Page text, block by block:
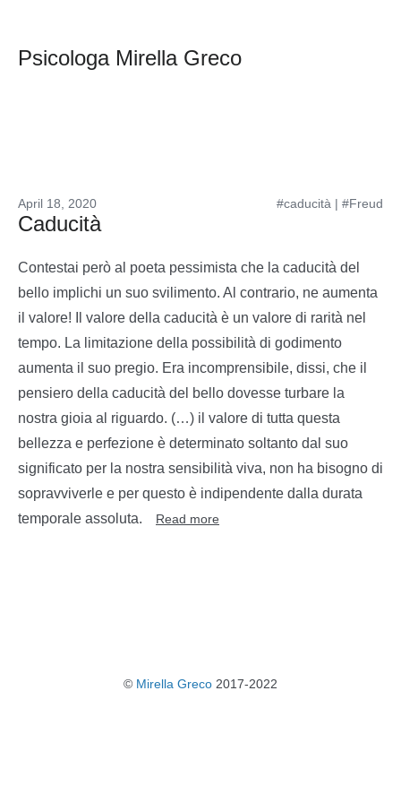
Psicologa Mirella Greco
#caducità | #Freud
April 18, 2020
Caducità
Contestai però al poeta pessimista che la caducità del
bello implichi un suo svilimento. Al contrario, ne aumenta
il valore! Il valore della caducità è un valore di rarità nel
tempo. La limitazione della possibilità di godimento
aumenta il suo pregio. Era incomprensibile, dissi, che il
pensiero della caducità del bello dovesse turbare la
nostra gioia al riguardo. (…) il valore di tutta questa
bellezza e perfezione è determinato soltanto dal suo
significato per la nostra sensibilità viva, non ha bisogno di
sopravviverle e per questo è indipendente dalla durata
temporale assoluta.
Read more
© Mirella Greco 2017-2022